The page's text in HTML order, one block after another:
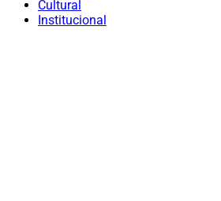
Cultural
Institucional